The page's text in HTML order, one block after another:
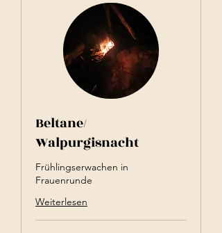
Beltane/
Walpurgisnacht
Frühlingserwachen in
Frauenrunde
Weiterlesen